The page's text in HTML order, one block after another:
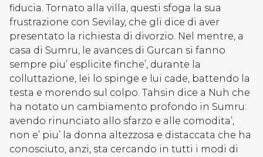
fiducia. Tornato alla villa, questi sfoga la sua
frustrazione con Sevilay, che gli dice di aver
presentato la richiesta di divorzio. Nel mentre, a
casa di Sumru, le avances di Gurcan si fanno
sempre piu’ esplicite finche’, durante la
colluttazione, lei lo spinge e lui cade, battendo la
testa e morendo sul colpo. Tahsin dice a Nuh che
ha notato un cambiamento profondo in Sumru:
avendo rinunciato allo sfarzo e alle comodita’,
non e’ piu’ la donna altezzosa e distaccata che ha
conosciuto, anzi, sta cercando in tutti i modi di